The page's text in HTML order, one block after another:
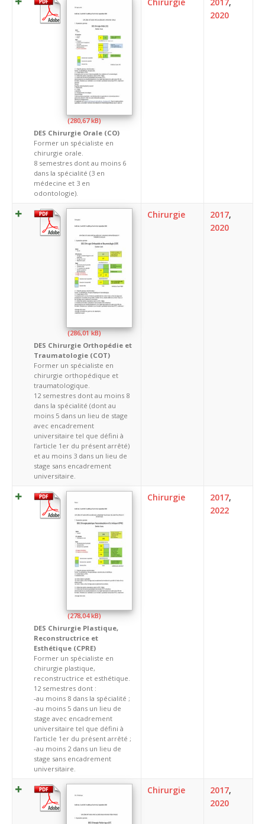
DES Chirurgie Orale (CO)
Former un spécialiste en
chirurgie orale.
8 semestres dont au moins 6
dans la spécialité (3 en
médecine et 3 en
odontologie).
2020
DES Chirurgie Orthopédie et
Traumatologie (COT)
Former un spécialiste en
chirurgie orthopédique et
traumatologique.
12 semestres dont au moins 8
dans la spécialité (dont au
moins 5 dans un lieu de stage
avec encadrement
universitaire tel que défini à
l’article 1er du présent arrêté)
et au moins 3 dans un lieu de
stage sans encadrement
universitaire.
Chirurgie 2017,
2020
DES Chirurgie Plastique,
Reconstructrice et
Esthétique (CPRE)
Former un spécialiste en
chirurgie plastique,
reconstructrice et esthétique.
12 semestres dont :
-au moins 8 dans la spécialité ;
-au moins 5 dans un lieu de
stage avec encadrement
universitaire tel que défini à
l’article 1er du présent arrêté ;
-au moins 2 dans un lieu de
stage sans encadrement
universitaire.
Chirurgie 2017,
2022
Chirurgie 2017,
2020